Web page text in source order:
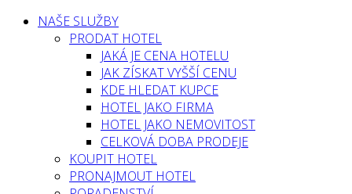
NAŠE SLUŽBY
PRODAT HOTEL
JAKÁ JE CENA HOTELU
JAK ZÍSKAT VYŠŠÍ CENU
KDE HLEDAT KUPCE
HOTEL JAKO FIRMA
HOTEL JAKO NEMOVITOST
CELKOVÁ DOBA PRODEJE
KOUPIT HOTEL
PRONAJMOUT HOTEL